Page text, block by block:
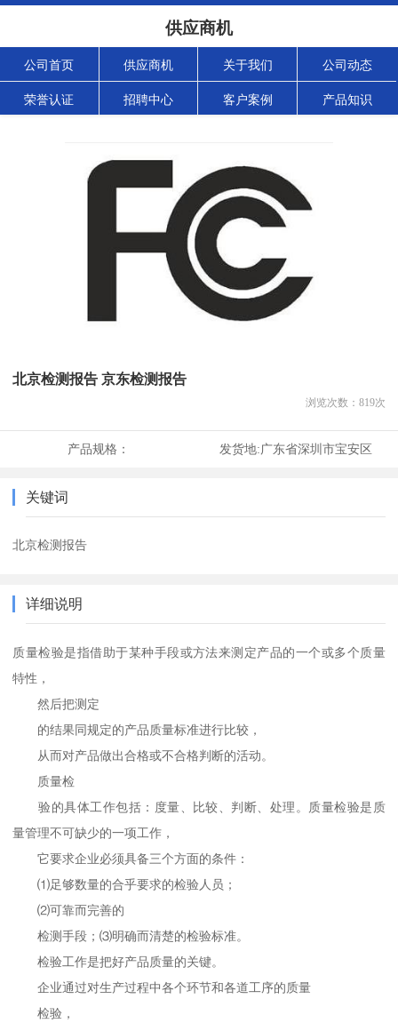
供应商机
公司首页 供应商机 关于我们 公司动态
荣誉认证 招聘中心 客户案例 产品知识
北京检测报告 京东检测报告
浏览次数： 819次
产品规格： 发货地:广东省深圳市宝安区
关键词
北京检测报告
详细说明
质量检验是指借助于某种手段或方法来测定产品的一个或多个质量
特性，
然后把测定
的结果同规定的产品质量标准进行比较，
从而对产品做出合格或不合格判断的活动。
质量检
验的具体工作包括：度量、比较、判断、处理。质量检验是质
量管理不可缺少的一项工作，
它要求企业必须具备三个方面的条件：
⑴足够数量的合乎要求的检验人员；
⑵可靠而完善的
检测手段；⑶明确而清楚的检验标准。
检验工作是把好产品质量的关键。
企业通过对生产过程中各个环节和各道工序的质量
检验，